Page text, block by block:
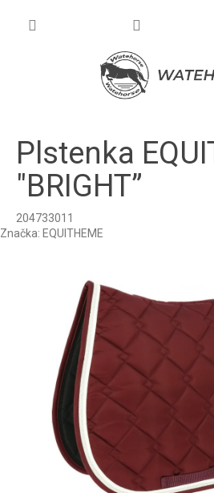
Plstenka
"BRIGHT”
204733011
Značka: EQUITHEME